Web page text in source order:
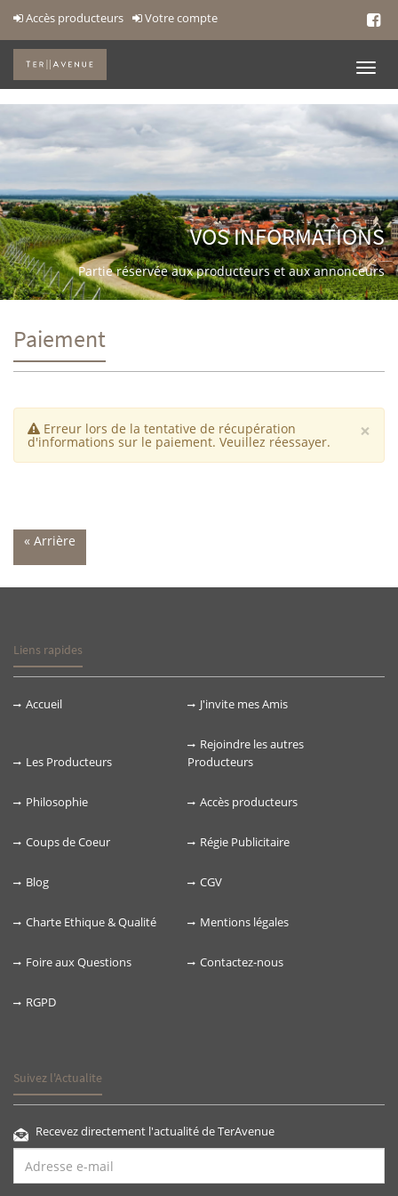
Accès producteurs Votre compte
VOS INFORMATIONS
Partie réservée aux producteurs et aux annonceurs
Paiement
×
Erreur lors de la tentative de récupération
d'informations sur le paiement. Veuillez réessayer.
« Arrière
Liens rapides
Accueil J'invite mes Amis
Les Producteurs
Rejoindre les autres
Producteurs
Philosophie Accès producteurs
Coups de Coeur Régie Publicitaire
Blog CGV
Charte Ethique & Qualité Mentions légales
Foire aux Questions Contactez-nous
RGPD
Suivez l'Actualite
Recevez directement l'actualité de TerAvenue